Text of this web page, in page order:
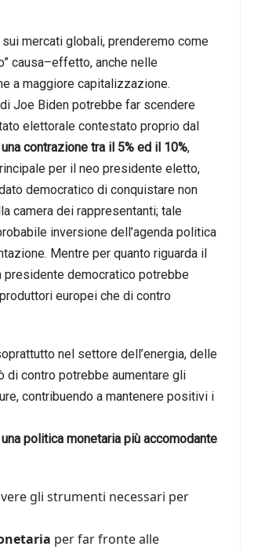
sui mercati globali, prenderemo come
causa–effetto, anche nelle
a maggiore capitalizzazione.
Joe Biden potrebbe far scendere
elettorale contestato proprio dal
contrazione tra il 5% ed il 10%,
per il neo presidente eletto,
democratico di conquistare non
camera dei rappresentanti; tale
inversione dell’agenda politica
Mentre per quanto riguarda il
presidente democratico potrebbe
europei che di contro
nel settore dell’energia, delle
di contro potrebbe aumentare gli
contribuendo a mantenere positivi i
politica monetaria più accomodante
gli strumenti necessari per
per far fronte alle